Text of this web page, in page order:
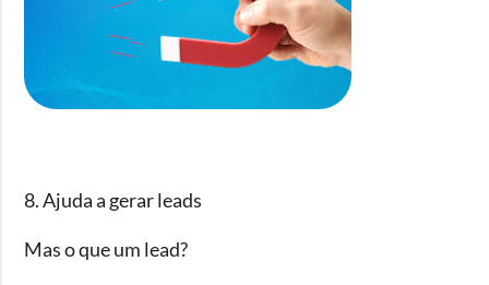
8. Ajuda a gerar leads
Mas o que um lead?